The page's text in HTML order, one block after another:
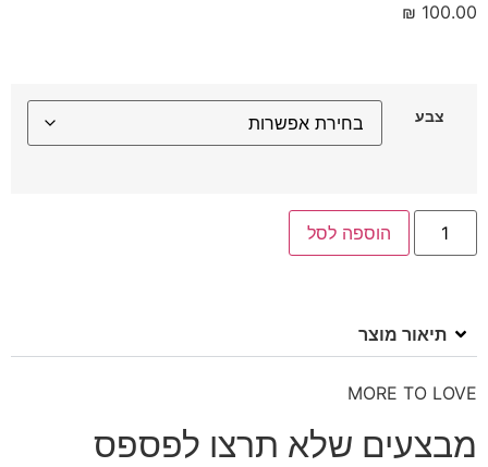
₪ 100.00
צבע
הוספה לסל
תיאור מוצר
MORE TO LOVE
מבצעים שלא תרצו לפספס